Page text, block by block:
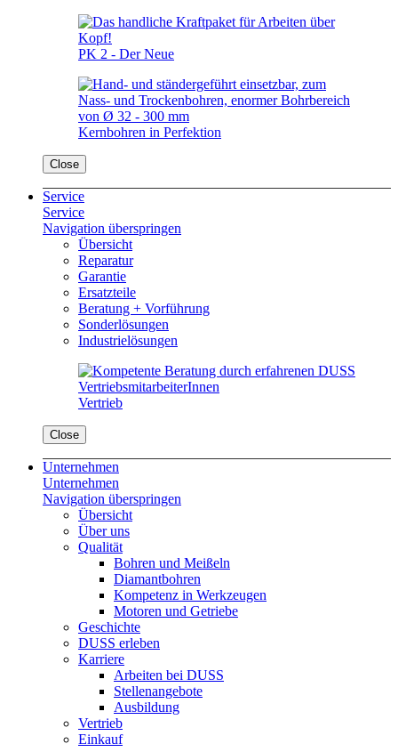
PK 2 - Der Neue
Kernbohren in Perfektion
Close
Service
Service
Navigation überspringen
Übersicht
Reparatur
Garantie
Ersatzteile
Beratung + Vorführung
Sonderlösungen
Industrielösungen
Vertrieb
Close
Unternehmen
Unternehmen
Navigation überspringen
Übersicht
Über uns
Qualität
Bohren und Meißeln
Diamantbohren
Kompetenz in Werkzeugen
Motoren und Getriebe
Geschichte
DUSS erleben
Karriere
Arbeiten bei DUSS
Stellenangebote
Ausbildung
Vertrieb
Einkauf